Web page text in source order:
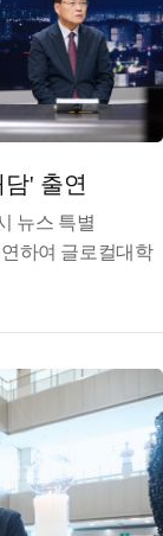
' 출연
뉴스 특별
하여 글로컬대학